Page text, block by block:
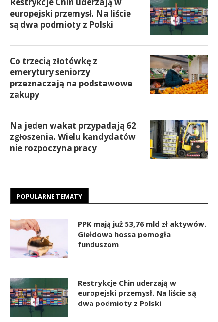
europejski przemysł. Na liście
są dwa podmioty z Polski
Co trzecią złotówkę z
emerytury seniorzy
przeznaczają na podstawowe
zakupy
Na jeden wakat przypadają 62
zgłoszenia. Wielu kandydatów
nie rozpoczyna pracy
POPULARNE TEMATY
PPK mają już 53,76 mld zł aktywów.
Giełdowa hossa pomogła
funduszom
Restrykcje Chin uderzają w
europejski przemysł. Na liście są
dwa podmioty z Polski